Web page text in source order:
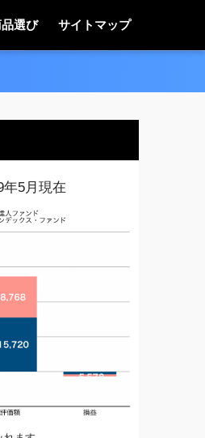
選び サイトマップ
5月現在